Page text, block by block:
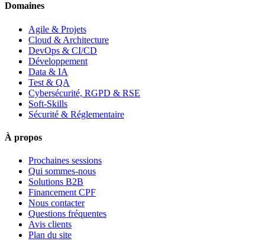
Domaines
Agile & Projets
Cloud & Architecture
DevOps & CI/CD
Développement
Data & IA
Test & QA
Cybersécurité, RGPD & RSE
Soft-Skills
Sécurité & Réglementaire
À propos
Prochaines sessions
Qui sommes-nous
Solutions B2B
Financement CPF
Nous contacter
Questions fréquentes
Avis clients
Plan du site